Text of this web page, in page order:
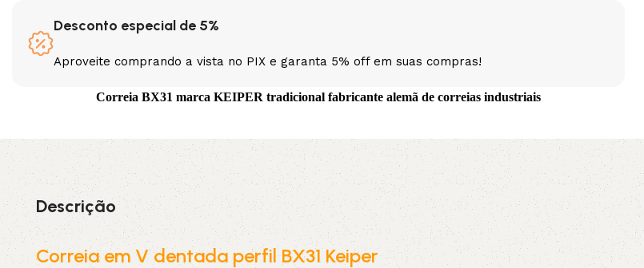
3L 3VX 5V 5VX
A AX B BX
CX D PJ PJ
Desconto especial de 5%
Aproveite comprando a vista no PIX e garanta 5% off em suas compras!
Correia BX31 marca KEIPER tradicional fabricante alemã de correias industriais
Descrição
Correia em V dentada perfil BX31 Keiper